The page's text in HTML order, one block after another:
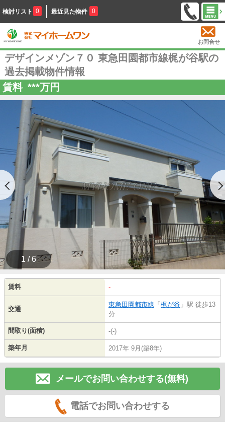
検討リスト 0 最近見た物件 0
お問合せ
デザインメゾン７０ 東急田園都市線梶が谷駅の
過去掲載物件情報
賃料 ***万円
1 / 6
賃料 -
交通
東急田園都市線 「 梶が谷 」駅 徒歩13
分
間取り(面積) -(-)
築年月 2017年 9月(築8年)
メールでお問い合わせする(無料)
電話でお問い合わせする